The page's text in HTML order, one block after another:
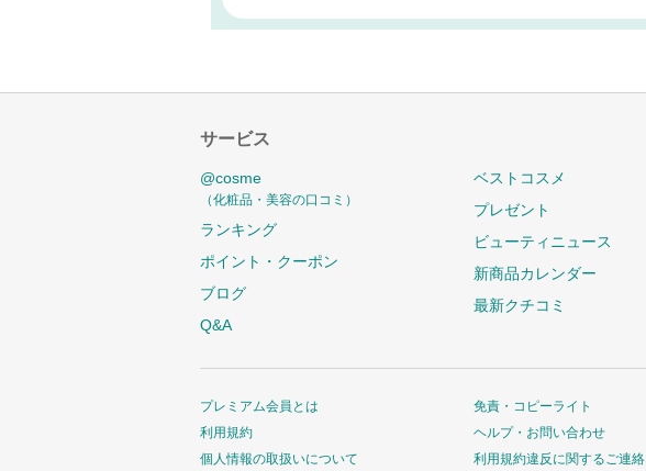
サービス
@cosme
（化粧品・美容の口コミ）
ランキング
ポイント・クーポン
ブログ
Q&A
ベストコスメ
プレゼント
ビューティニュース
新商品カレンダー
最新クチコミ
プレミアム会員とは
利用規約
個人情報の取扱いについて
免責・コピーライト
ヘルプ・お問い合わせ
利用規約違反に関するご連絡